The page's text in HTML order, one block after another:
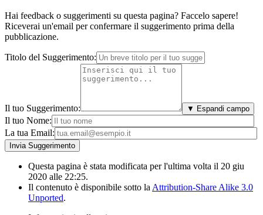
Hai feedback o suggerimenti su questa pagina? Faccelo sapere!
Riceverai un'email per confermare il suggerimento prima della
pubblicazione.
Titolo del Suggerimento:
Il tuo Suggerimento: ▼ Espandi campo
Il tuo Nome:
La tua Email:
Questa pagina è stata modificata per l'ultima volta il 20 giu
2020 alle 22:25.
Il contenuto è disponibile sotto la Attribution-Share Alike 3.0
Unported.